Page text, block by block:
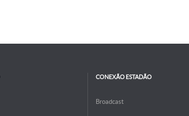
CONEXÃO ESTADÃO
Broadcast